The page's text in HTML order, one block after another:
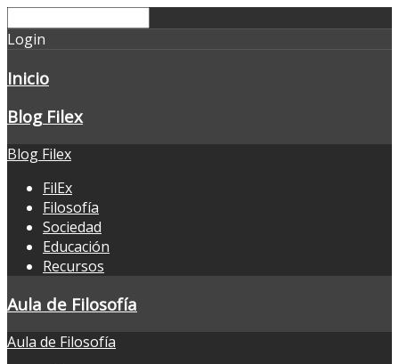
Login
Inicio
Blog Filex
Blog Filex
FilEx
Filosofía
Sociedad
Educación
Recursos
Aula de Filosofía
Aula de Filosofía